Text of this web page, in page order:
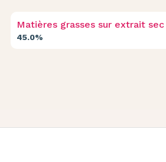
Matières grasses sur extrait sec
45.0%